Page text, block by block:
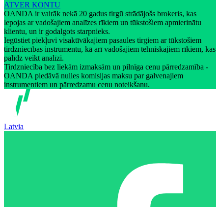
ATVER KONTU
OANDA ir vairāk nekā 20 gadus tirgū strādājošs brokeris, kas
lepojas ar vadošajiem analīzes rīkiem un tūkstošiem apmierinātu
klientu, un ir godalgots starpnieks.
Iegūstiet piekļuvi visaktīvākajiem pasaules tirgiem ar tūkstošiem
tirdzniecības instrumentu, kā arī vadošajiem tehniskajiem rīkiem, kas
palīdz veikt analīzi.
Tirdzniecība bez liekām izmaksām un pilnīga cenu pārredzamība -
OANDA piedāvā nulles komisijas maksu par galvenajiem
instrumentiem un pārredzamu cenu noteikšanu.
Latvia